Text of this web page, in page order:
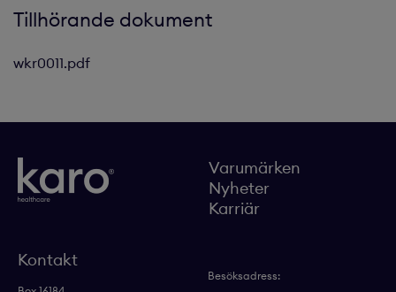
Tillhörande dokument
wkr0011.pdf
Varumärken
Nyheter
Karriär
Kontakt
Besöksadress: